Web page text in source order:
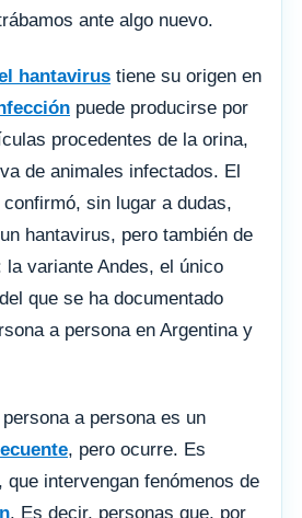
ante algo nuevo.
hantavirus tiene su origen en
puede producirse por
procedentes de la orina,
de animales infectados. El
sin lugar a dudas,
hantavirus, pero también de
variante Andes, el único
que se ha documentado
a persona en Argentina y
a persona es un
, pero ocurre. Es
que intervengan fenómenos de
. Es decir, personas que, por